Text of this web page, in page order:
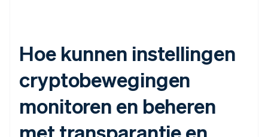
Hoe kunnen instellingen
cryptobewegingen
monitoren en beheren